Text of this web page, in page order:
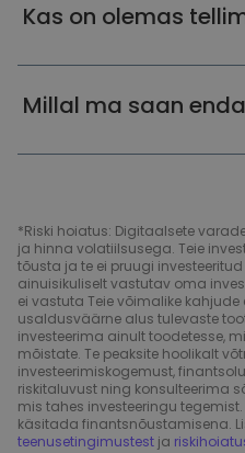
Kas on olemas
Millal ma saan
*Riski hoiatus: Digitaalsete
ja hinna volatiilsusega. Teie
tõusta ja te ei pruugi
ainuisikuliselt vastutav oma
ei vastuta Teie võimalike
usaldusväärne alus tulevaste
investeerima ainult toodetesse,
mõistate. Te peaksite hoolikalt
investeerimiskogemust,
riskitaluvust ning konsulteerima
mis tahes investeeringu
käsitada finantsnõustamisena.
teenusetingimustest ja